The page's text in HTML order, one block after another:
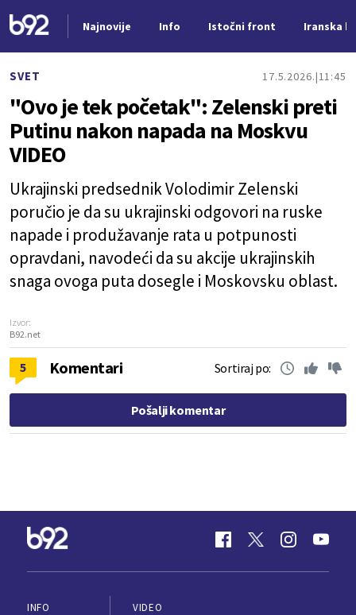
Najnovije Info Istočni front Iranska
SVET 17.5.2026. 11:45
"Ovo je tek početak": Zelenski preti
Putinu nakon napada na Moskvu
VIDEO
Ukrajinski predsednik Volodimir Zelenski
poručio je da su ukrajinski odgovori na ruske
napade i produžavanje rata u potpunosti
opravdani, navodeći da su akcije ukrajinskih
snaga ovoga puta dosegle i Moskovsku oblast.
Izvor:
B92.net
5 Komentari Sortiraj po:
Pošalji komentar
INFO
VIDEO